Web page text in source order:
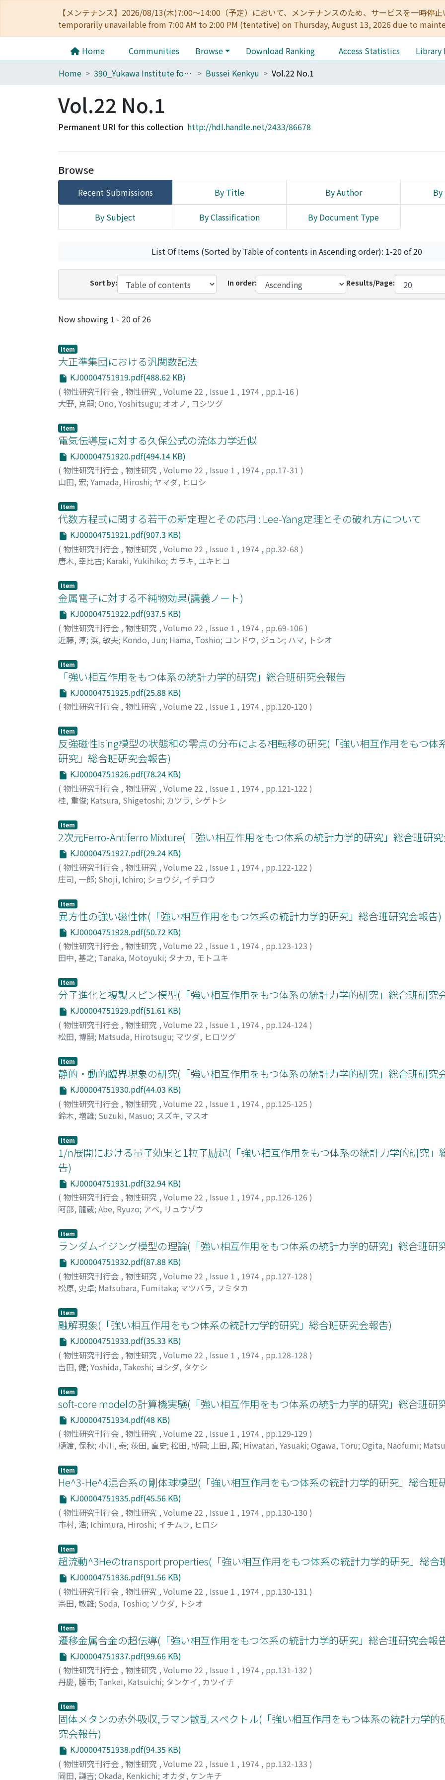
【メンテナンス】2026/08/13(木)7:00～14:00（予定）において、メンテナンスのため、サービスを一時
temporarily unavailable from 7:00 AM to 2:00 PM (tentative) on Thursday, August 13, 2026 due to
Home Communities Browse Download Ranking Access Statistics
Library
Home
390_Yukawa Institute for Theoretical Physics Bussei Kenkyu Vol.22 No.1
Vol.22 No.1
Permanent URI for this collection http://hdl.handle.net/2433/86678
Browse
Recent Submissions By Title By Author By
By Subject By Classification By Document Type
List Of Items (Sorted by Table of contents in Ascending order): 1-20 of 20
Sort by: In order: Results/Page:
Recent Submissions
Now showing 1 - 20 of 26
Item
大正準集団における汎関数記法
KJ00004751919.pdf(488.62 KB)
( 物性研究刊行会 , 物性研究 , Volume 22 , Issue 1 , 1974 , pp.1-16 )
大野, 克嗣; Ono, Yoshitsugu; オオノ, ヨシツグ
Item
電気伝導度に対する久保公式の流体力学近似
KJ00004751920.pdf(494.14 KB)
( 物性研究刊行会 , 物性研究 , Volume 22 , Issue 1 , 1974 , pp.17-31 )
山田, 宏; Yamada, Hiroshi; ヤマダ, ヒロシ
Item
代数方程式に関する若干の新定理とその応用 : Lee-Yang定理とその破れ方について
KJ00004751921.pdf(907.3 KB)
( 物性研究刊行会 , 物性研究 , Volume 22 , Issue 1 , 1974 , pp.32-68 )
唐木, 幸比古; Karaki, Yukihiko; カラキ, ユキヒコ
Item
金属電子に対する不純物効果(講義ノート)
KJ00004751922.pdf(937.5 KB)
( 物性研究刊行会 , 物性研究 , Volume 22 , Issue 1 , 1974 , pp.69-106 )
近藤, 淳; 浜, 敏夫; Kondo, Jun; Hama, Toshio; コンドウ, ジュン; ハマ, トシオ
Item
「強い相互作用をもつ体系の統計力学的研究」総合班研究会報告
KJ00004751925.pdf(25.88 KB)
( 物性研究刊行会 , 物性研究 , Volume 22 , Issue 1 , 1974 , pp.120-120 )
Item
反強磁性Ising模型の状態和の零点の分布による相転移の研究(「強い相互作用をもつ体
研究」総合班研究会報告)
KJ00004751926.pdf(78.24 KB)
( 物性研究刊行会 , 物性研究 , Volume 22 , Issue 1 , 1974 , pp.121-122 )
桂, 重俊; Katsura, Shigetoshi; カツラ, シゲトシ
Item
2次元Ferro-Antiferro Mixture(「強い相互作用をもつ体系の統計力学的研究」総合班研
KJ00004751927.pdf(29.24 KB)
( 物性研究刊行会 , 物性研究 , Volume 22 , Issue 1 , 1974 , pp.122-122 )
庄司, 一郎; Shoji, Ichiro; ショウジ, イチロウ
Item
異方性の強い磁性体(「強い相互作用をもつ体系の統計力学的研究」総合班研究会報告)
KJ00004751928.pdf(50.72 KB)
( 物性研究刊行会 , 物性研究 , Volume 22 , Issue 1 , 1974 , pp.123-123 )
田中, 基之; Tanaka, Motoyuki; タナカ, モトユキ
Item
分子進化と複製スピン模型(「強い相互作用をもつ体系の統計力学的研究」総合班研究
KJ00004751929.pdf(51.61 KB)
( 物性研究刊行会 , 物性研究 , Volume 22 , Issue 1 , 1974 , pp.124-124)
松田, 博嗣; Matsuda, Hirotsugu; マツダ, ヒロツグ
Item
静的・動的臨界現象の研究(「強い相互作用をもつ体系の統計力学的研究」総合班研究
KJ00004751930.pdf(44.03 KB)
( 物性研究刊行会 , 物性研究 , Volume 22 , Issue 1 , 1974 , pp.125-125 )
鈴木, 増雄; Suzuki, Masuo; スズキ, マスオ
Item
1/n展開における量子効果と1粒子励起(「強い相互作用をもつ体系の統計力学的研究」
告)
KJ00004751931.pdf(32.94 KB)
( 物性研究刊行会 , 物性研究 , Volume 22 , Issue 1 , 1974 , pp.126-126 )
阿部, 龍蔵; Abe, Ryuzo; アベ, リュウゾウ
Item
ランダムイジング模型の理論(「強い相互作用をもつ体系の統計力学的研究」総合班研
KJ00004751932.pdf(87.88 KB)
( 物性研究刊行会 , 物性研究 , Volume 22 , Issue 1 , 1974 , pp.127-128 )
松原, 史卓; Matsubara, Fumitaka; マツバラ, フミタカ
Item
融解現象(「強い相互作用をもつ体系の統計力学的研究」総合班研究会報告)
KJ00004751933.pdf(35.33 KB)
( 物性研究刊行会 , 物性研究 , Volume 22 , Issue 1 , 1974 , pp.128-128 )
吉田, 健; Yoshida, Takeshi; ヨシダ, タケシ
Item
soft-core modelの計算機実験(「強い相互作用をもつ体系の統計力学的研究」総合班研
KJ00004751934.pdf(48 KB)
( 物性研究刊行会 , 物性研究 , Volume 22 , Issue 1 , 1974 , pp.129-129 )
樋渡, 保秋; 小川, 泰; 荻田, 直史; 松田, 博嗣; 上田, 顕; Hiwatari, Yasuaki; Ogawa, Toru; Ogita, Naofumi;
Item
He^3-He^4混合系の剛体球模型(「強い相互作用をもつ体系の統計力学的研究」総合班
KJ00004751935.pdf(45.56 KB)
( 物性研究刊行会 , 物性研究 , Volume 22 , Issue 1 , 1974 , pp.130-130 )
市村, 浩; Ichimura, Hiroshi; イチムラ, ヒロシ
Item
超流動^3Heのtransport properties(「強い相互作用をもつ体系の統計力学的研究」総合
KJ00004751936.pdf(91.56 KB)
( 物性研究刊行会 , 物性研究 , Volume 22 , Issue 1 , 1974 , pp.130-131 )
宗田, 敏雄; Soda, Toshio; ソウダ, トシオ
Item
遷移金属合金の超伝導(「強い相互作用をもつ体系の統計力学的研究」総合班研究会報
KJ00004751937.pdf(99.66 KB)
( 物性研究刊行会 , 物性研究 , Volume 22 , Issue 1 , 1974 , pp.131-132 )
丹慶, 勝市; Tankei, Katsuichi; タンケイ, カツイチ
Item
固体メタンの赤外吸収,ラマン散乱スペクトル(「強い相互作用をもつ体系の統計力学的
究会報告)
KJ00004751938.pdf(94.35 KB)
( 物性研究刊行会 , 物性研究 , Volume 22 , Issue 1 , 1974 , pp.132-133 )
岡田, 謙吉; Okada, Kenkichi; オカダ, ケンキチ